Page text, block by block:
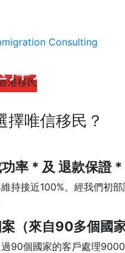
我們
擇唯信移民？
率 * 及 退款保證 *
持接近100%。經我們初
（來自90多個國
90個國家的客戶處理